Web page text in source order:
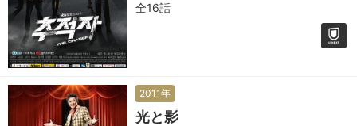
全16話
2011年
光と影